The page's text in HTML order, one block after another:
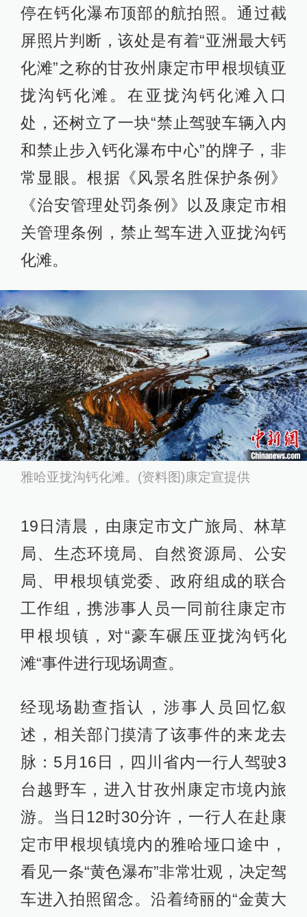
停在钙化瀑布顶部的航拍照。通过截
屏照片判断，该处是有着“亚洲最大钙
化滩”之称的甘孜州康定市甲根坝镇亚
拢沟钙化滩。在亚拢沟钙化滩入口
处，还树立了一块“禁止驾驶车辆入内
和禁止步入钙化瀑布中心”的牌子，非
常显眼。根据《风景名胜保护条例》
《治安管理处罚条例》以及康定市相
关管理条例，禁止驾车进入亚拢沟钙
化滩。
雅哈亚拢沟钙化滩。(资料图)康定宣提供
19日清晨，由康定市文广旅局、林草
局、生态环境局、自然资源局、公安
局、甲根坝镇党委、政府组成的联合
工作组，携涉事人员一同前往康定市
甲根坝镇，对“豪车碾压亚拢沟钙化
滩“事件进行现场调查。
经现场勘查指认，涉事人员回忆叙
述，相关部门摸清了该事件的来龙去
脉：5月16日，四川省内一行人驾驶3
台越野车，进入甘孜州康定市境内旅
游。当日12时30分许，一行人在赴康
定市甲根坝镇境内的雅哈垭口途中，
看见一条“黄色瀑布”非常壮观，决定驾
车进入拍照留念。沿着绮丽的“金黄大